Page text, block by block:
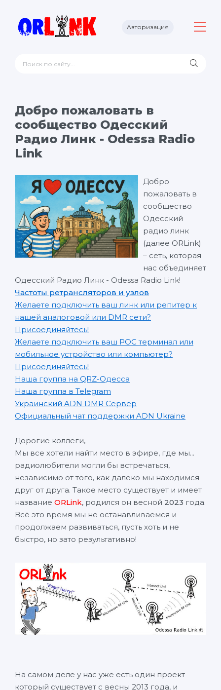
Авторизация
Добро пожаловать в
сообщество Одесский
Радио Линк - Odessa Radio
Link
Добро
пожаловать в
сообщество
Одесский
радио линк
(далее ORLink)
– сеть, которая
нас объединяет
Одесский Радио Линк - Odessa Radio Link!
Частоты ретрансляторов и узлов
Желаете подключить ваш линк или репитер к
нашей аналоговой или DMR сети?
Присоединяйтесь!
Желаете подключить ваш POC терминал или
мобильное устройство или компьютер?
Присоединяйтесь!
Наша группа на QRZ-Одесса
Наша группа в Telegram
Украинский ADN DMR Сервер
Официальный чат поддержки ADN Ukraine
Дорогие коллеги,
Мы все хотели найти место в эфире, где мы...
радиолюбители могли бы встречаться,
независимо от того, как далеко мы находимся
друг от друга. Такое место существует и имеет
название ORLink, родился он весной 2023 года.
Всё это время мы не останавливаемся и
продолжаем развиваться, пусть хоть и не
быстро, но зато результативно!
На самом деле у нас уже есть один проект
который существует с весны 2013 года, и